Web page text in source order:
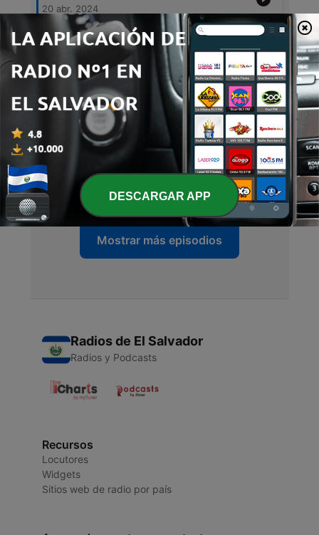
20 abr. 2024
5 - Me amas?
4 - Una Decisión
20 sep. 2021
EL ES ...
03 abr. 2021
2 Lo que no mata te Fortalece
14 ene. 2021
Mostrar más episodios
Radios de El Salvador
Radios y Podcasts
Recursos
Locutores
Widgets
Sitios web de radio por país
DESCARGAR APP